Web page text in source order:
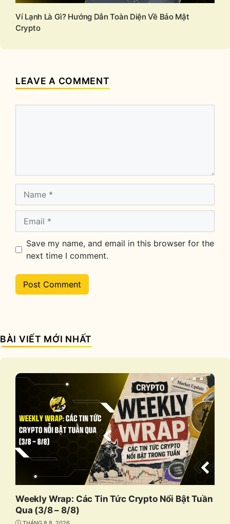
Ví Lạnh Là Gì? Hướng Dẫn Toàn Diện Về Bảo Mật
Crypto
LEAVE A COMMENT
Name
Email
Save my name, and email in this browser for the
next time I comment.
BÀI VIẾT MỚI NHẤT
Weekly Wrap: Các Tin Tức Crypto Nổi Bật Tuần
Qua (3/8 – 8/8)